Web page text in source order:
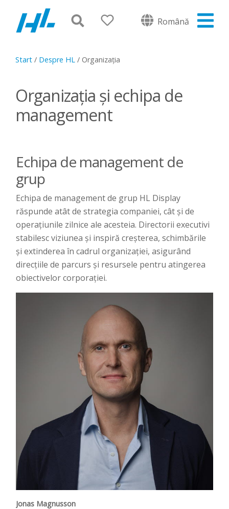
Română
Start / Despre HL / Organizația
Organizația și echipa de
management
Echipa de management de
grup
Echipa de management de grup HL Display
răspunde atât de strategia companiei, cât și de
operațiunile zilnice ale acesteia. Directorii executivi
stabilesc viziunea și inspiră creșterea, schimbările
și extinderea în cadrul organizației, asigurând
direcțiile de parcurs și resursele pentru atingerea
obiectivelor corporației.
Jonas Magnusson